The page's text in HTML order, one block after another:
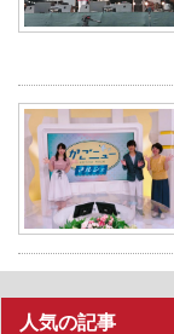
人気の記事